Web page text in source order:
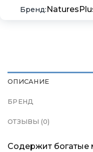
ОПИСАНИЕ
БРЕНД
ОТЗЫВЫ (0)
Содержит богатые
Бренды
Контакты
Бренды
Контакты
Бренды
Контакты